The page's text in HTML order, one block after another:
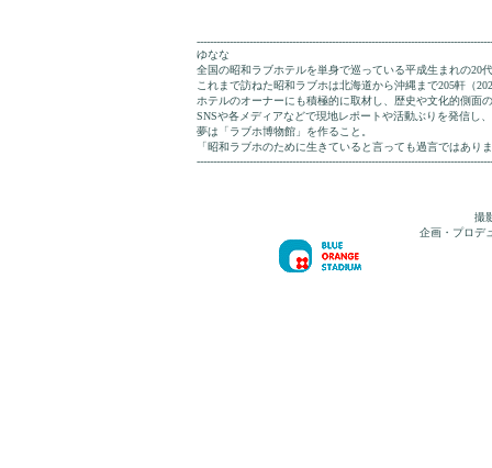
ゆなな
全国の昭和ラブホテルを単身で巡っている平成生まれの20
これまで訪ねた昭和ラブホは北海道から沖縄まで205軒（
ホテルのオーナーにも積極的に取材し、歴史や文化的側面
SNSや各メディアなどで現地レポートや活動ぶりを発信し
夢は「ラブホ博物館」を作ること。
「昭和ラブホのために生きていると言っても過言ではあり
撮
企画・プロデ